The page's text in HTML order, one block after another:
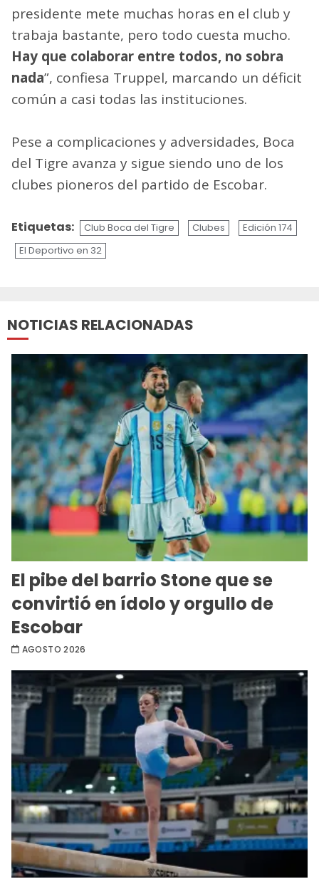
presidente mete muchas horas en el club y
trabaja bastante, pero todo cuesta mucho.
Hay que colaborar entre todos, no sobra
nada”, confiesa Truppel, marcando un déficit
común a casi todas las instituciones.
Pese a complicaciones y adversidades, Boca
del Tigre avanza y sigue siendo uno de los
clubes pioneros del partido de Escobar.
Etiquetas: Club Boca del Tigre Clubes
Edición 174
El Deportivo en 32
NOTICIAS RELACIONADAS
El pibe del barrio Stone que se
convirtió en ídolo y orgullo de
Escobar
AGOSTO 2026